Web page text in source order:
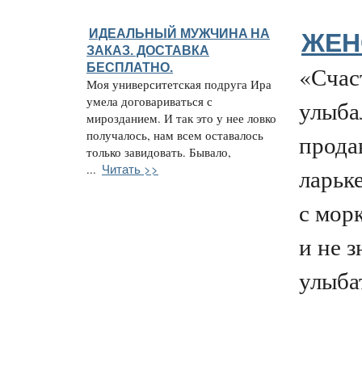
ИДЕАЛЬНЫЙ МУЖЧИНA НА
ЗАКАЗ. ДОСТАВКА
БЕСПЛАТНО.
Моя университетская подруга Ира
умела договариваться с
мирозданием. И так это у нее ловко
получалось, нам всем оставалось
только завидовать. Бывало,
... Читать >>
с
и не